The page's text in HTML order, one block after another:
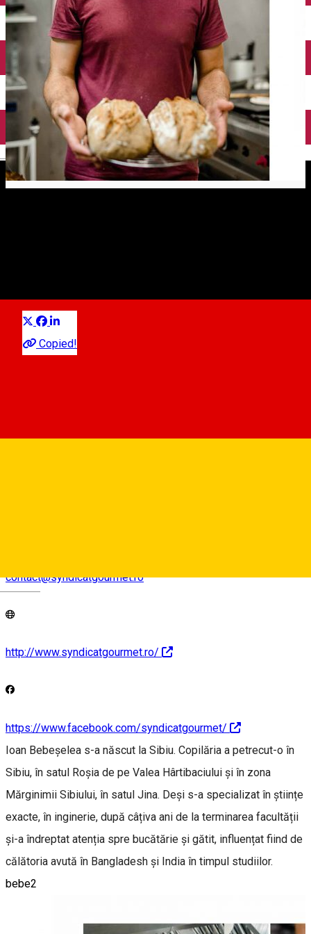
English
Deutsch
Copied!
contact@syndicatgourmet.ro
http://www.syndicatgourmet.ro/
https://www.facebook.com/syndicatgourmet/
Ioan Bebeșelea s-a născut la Sibiu. Copilăria a petrecut-o în
Sibiu, în satul Roșia de pe Valea Hârtibaciului și în zona
Mărginimii Sibiului, în satul Jina. Deși s-a specializat în științe
exacte, în inginerie, după câțiva ani de la terminarea facultății
și-a îndreptat atenția spre bucătărie și gătit, influențat fiind de
călătoria avută în Bangladesh și India în timpul studiilor.
bebe2